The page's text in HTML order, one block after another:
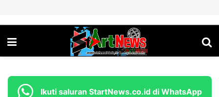
Ikuti saluran StartNews.co.id di WhatsApp